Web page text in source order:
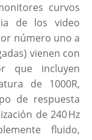
curvos
de los video
número uno a
vienen con
que incluyen
de 1000R,
de respuesta
de 240 Hz
fluido,